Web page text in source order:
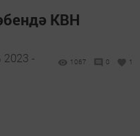
КВН
2023 -
1067 0 1